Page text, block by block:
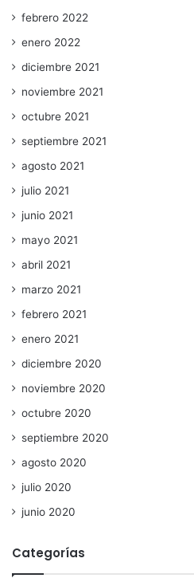
febrero 2022
enero 2022
diciembre 2021
noviembre 2021
octubre 2021
septiembre 2021
agosto 2021
julio 2021
junio 2021
mayo 2021
abril 2021
marzo 2021
febrero 2021
enero 2021
diciembre 2020
noviembre 2020
octubre 2020
septiembre 2020
agosto 2020
julio 2020
junio 2020
Categorías